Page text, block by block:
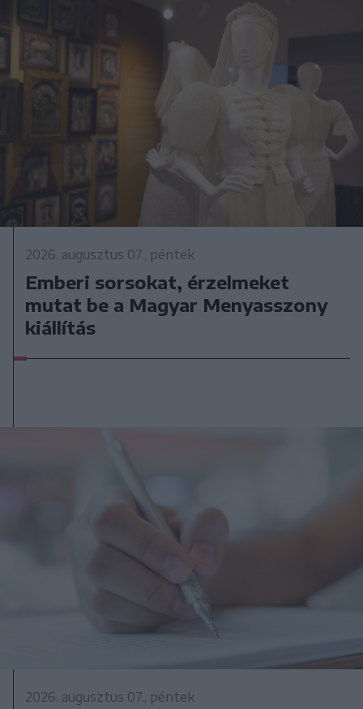
2026. augusztus 07., péntek
Emberi sorsokat, érzelmeket
mutat be a Magyar Menyasszony
kiállítás
2026. augusztus 07., péntek